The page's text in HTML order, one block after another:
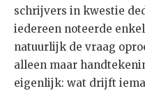
schrijvers in kwestie
iedereen noteerde
natuurlijk de vraag
alleen maar
eigenlijk: wat drijft